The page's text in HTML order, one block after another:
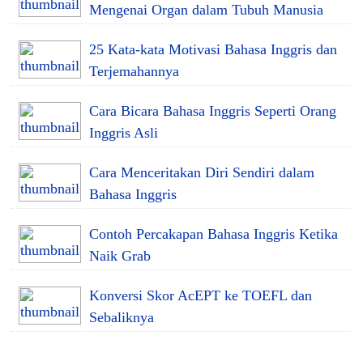
Mengenai Organ dalam Tubuh Manusia
25 Kata-kata Motivasi Bahasa Inggris dan
Terjemahannya
Cara Bicara Bahasa Inggris Seperti Orang
Inggris Asli
Cara Menceritakan Diri Sendiri dalam
Bahasa Inggris
Contoh Percakapan Bahasa Inggris Ketika
Naik Grab
Konversi Skor AcEPT ke TOEFL dan
Sebaliknya